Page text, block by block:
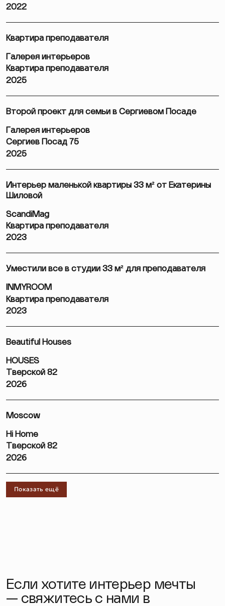
2022
Квартира преподавателя
Галерея интерьеров
Квартира преподавателя
2025
Второй проект для семьи в Сергиевом Посаде
Галерея интерьеров
Сергиев Посад 75
2025
Интерьер маленькой квартиры 33 м² от Екатерины
Шиловой
ScandiMag
Квартира преподавателя
2023
Уместили все в студии 33 м² для преподавателя
INMYROOM
Квартира преподавателя
2023
Beautiful Houses
HOUSES
Тверской 82
2026
Moscow
Hi Home
Тверской 82
2026
Показать ещё
Если хотите интерьер мечты
— свяжитесь с нами в